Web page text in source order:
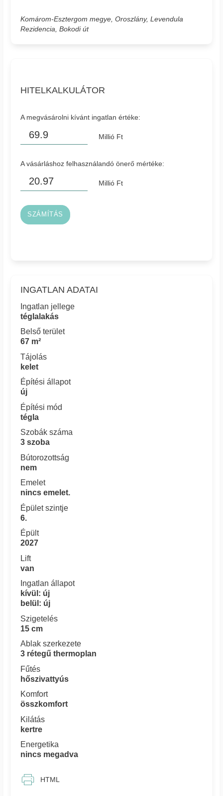
Komárom-Esztergom megye, Oroszlány, Levendula
Rezidencia, Bokodi út
HITELKALKULÁTOR
A megvásárolni kívánt ingatlan értéke:
Millió Ft
A vásárláshoz felhasználandó önerő mértéke:
Millió Ft
SZÁMÍTÁS
INGATLAN ADATAI
Ingatlan jellege
téglalakás
Belső terület
67 m²
Tájolás
kelet
Építési állapot
új
Építési mód
tégla
Szobák száma
3 szoba
Bútorozottság
nem
Emelet
nincs emelet.
Épület szintje
6.
Épült
2027
Lift
van
Ingatlan állapot
kívül: új
belül: új
Szigetelés
15 cm
Ablak szerkezete
3 rétegű thermoplan
Fűtés
hőszivattyús
Komfort
összkomfort
Kilátás
kertre
Energetika
nincs megadva
HTML